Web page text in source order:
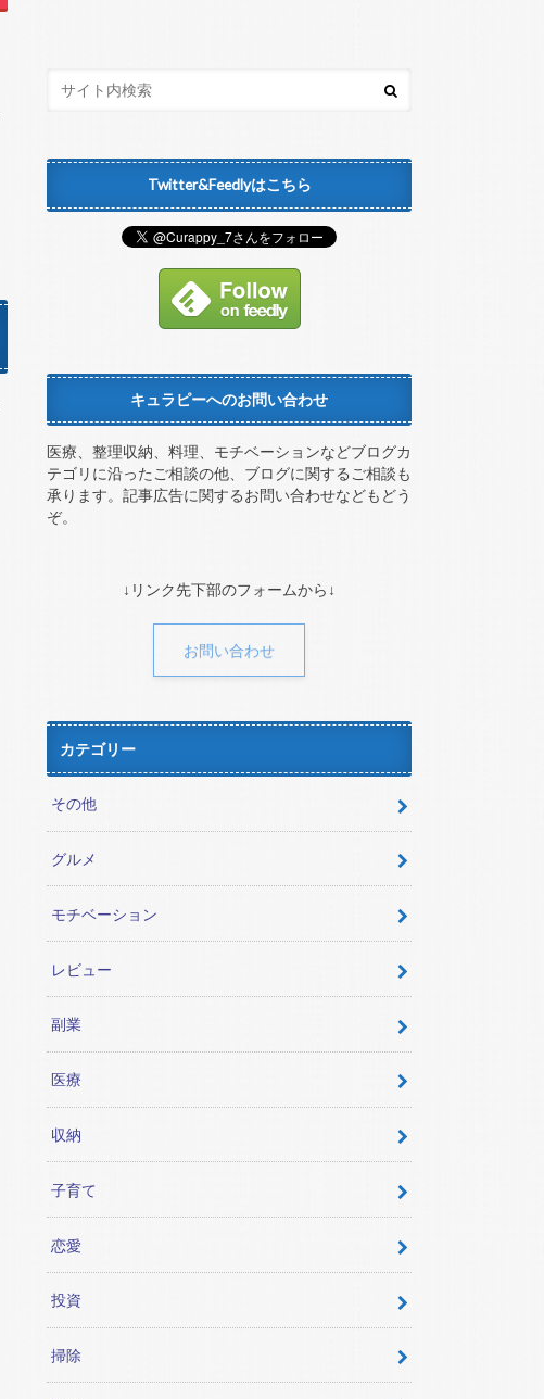
Twitter&Feedlyはこちら
キュラピーへのお問い合わせ
医療、整理収納、料理、モチベーションなどブログカ
テゴリに沿ったご相談の他、ブログに関するご相談も
承ります。記事広告に関するお問い合わせなどもどう
ぞ。
↓リンク先下部のフォームから↓
お問い合わせ
カテゴリー
その他
グルメ
モチベーション
レビュー
副業
医療
収納
子育て
恋愛
投資
掃除